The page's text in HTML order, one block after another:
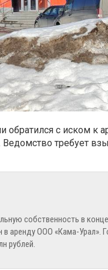
с иском к
требует
собственность в
в аренду ООО «Кама-Урал».
рублей.